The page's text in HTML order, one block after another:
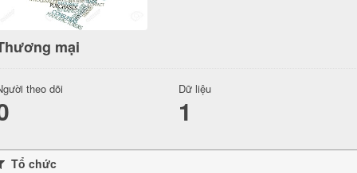
mại
theo dõi Dữ liệu
1
Tổ chức